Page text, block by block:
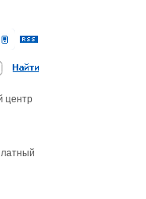
центр